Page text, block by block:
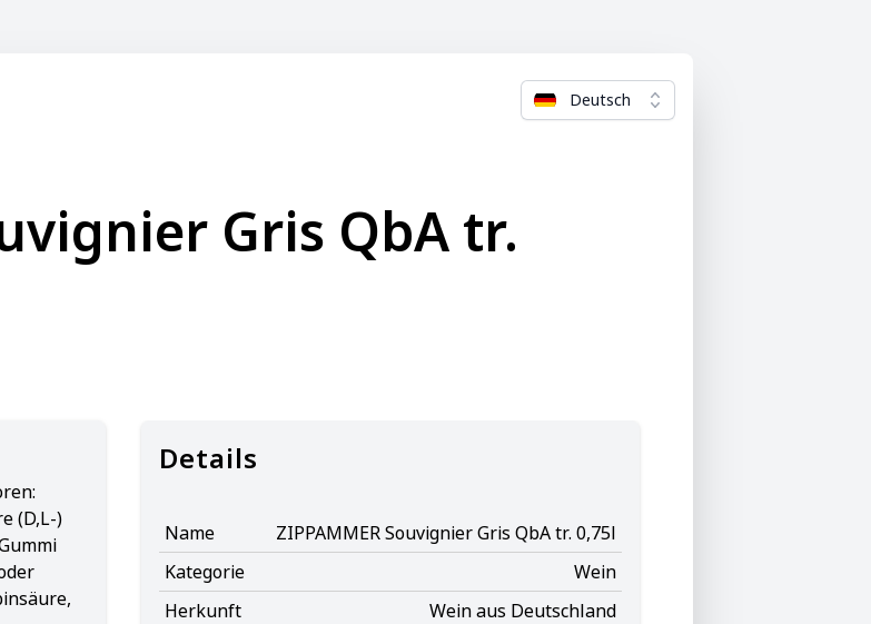
Deutsch
Gris QbA tr.
(D,L-)
Details
Name
ZIPPAMMER Souvignier Gris QbA tr. 0,75l
Kategorie
Wein
Herkunft
Wein aus Deutschland